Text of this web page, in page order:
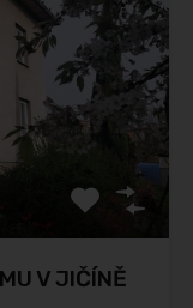
V JIČÍNĚ